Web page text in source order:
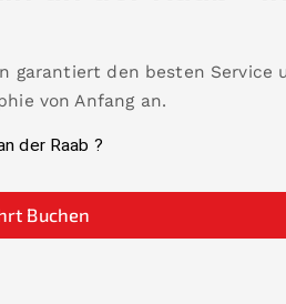
garantiert den besten Service
von Anfang an.
der Raab ?
Buchen